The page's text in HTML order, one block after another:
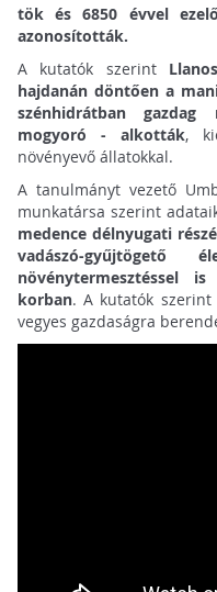
tök és 6850 évvel
azonosították.
A kutatók szerint
hajdanán döntően a
szénhidrátban
mogyoró - alkották,
növényevő állatokkal.
A tanulmányt vezető
munkatársa szerint
medence délnyugati
vadászó-gyűjtögető
növénytermesztéssel
korban. A kutatók
vegyes gazdaságra